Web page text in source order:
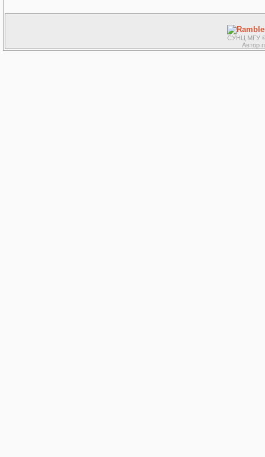
СУНЦ МГУ ©
Автор